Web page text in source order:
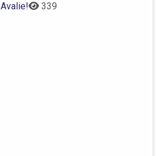
Avalie! 339